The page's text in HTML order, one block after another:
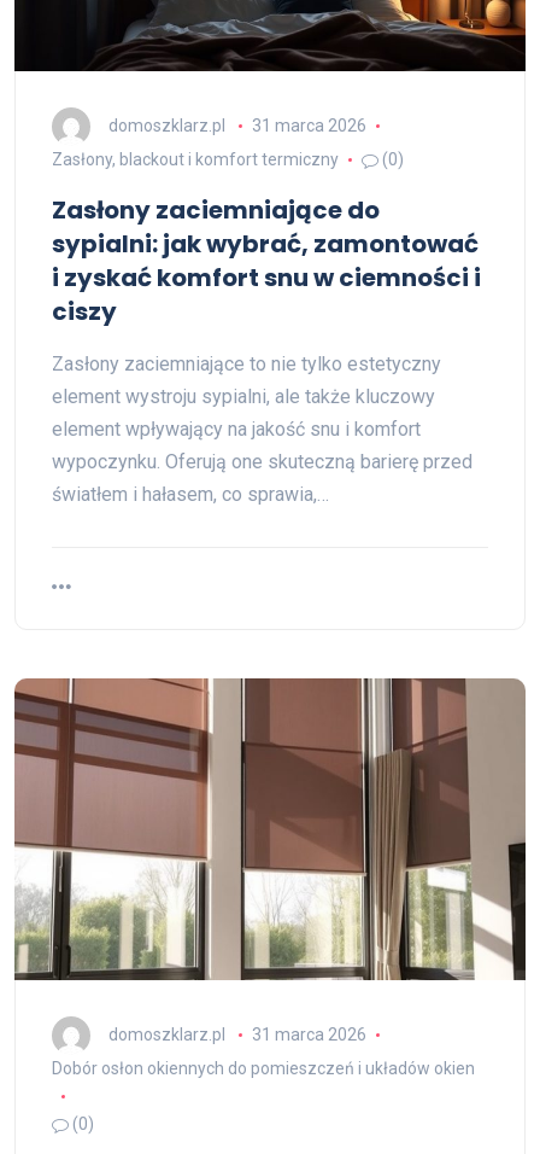
domoszklarz.pl
31 marca 2026
Zasłony, blackout i komfort termiczny
(0)
Zasłony zaciemniające do
sypialni: jak wybrać, zamontować
i zyskać komfort snu w ciemności i
ciszy
Zasłony zaciemniające to nie tylko estetyczny
element wystroju sypialni, ale także kluczowy
element wpływający na jakość snu i komfort
wypoczynku. Oferują one skuteczną barierę przed
światłem i hałasem, co sprawia,…
domoszklarz.pl
31 marca 2026
Dobór osłon okiennych do pomieszczeń i układów okien
(0)